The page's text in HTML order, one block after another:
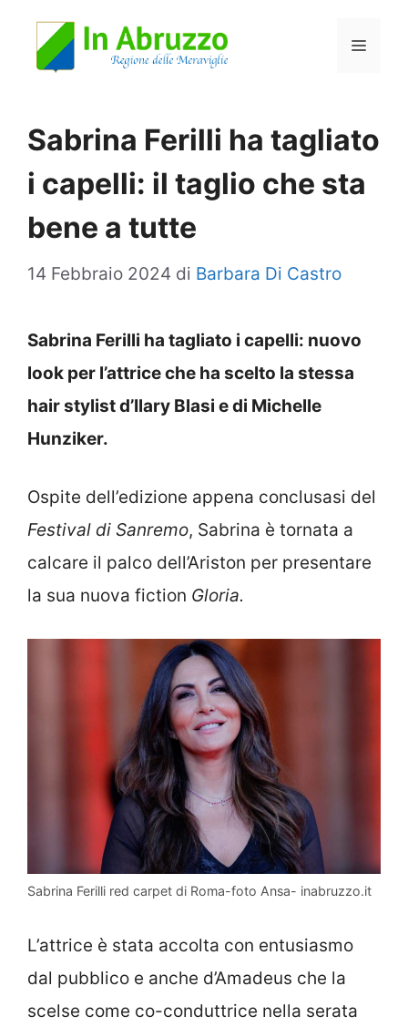
Menu
Sabrina Ferilli ha tagliato
i capelli: il taglio che sta
bene a tutte
14 Febbraio 2024 di Barbara Di Castro
Sabrina Ferilli ha tagliato i capelli: nuovo
look per l’attrice che ha scelto la stessa
hair stylist d’Ilary Blasi e di Michelle
Hunziker.
Ospite dell’edizione appena conclusasi del
Festival di Sanremo, Sabrina è tornata a
calcare il palco dell’Ariston per presentare
la sua nuova fiction Gloria.
Sabrina Ferilli red carpet di Roma-foto Ansa- inabruzzo.it
L’attrice è stata accolta con entusiasmo
dal pubblico e anche d’Amadeus che la
scelse come co-conduttrice nella serata